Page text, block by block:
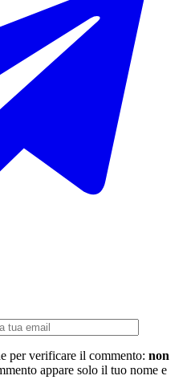
per verificare il commento: non
appare solo il tuo nome e